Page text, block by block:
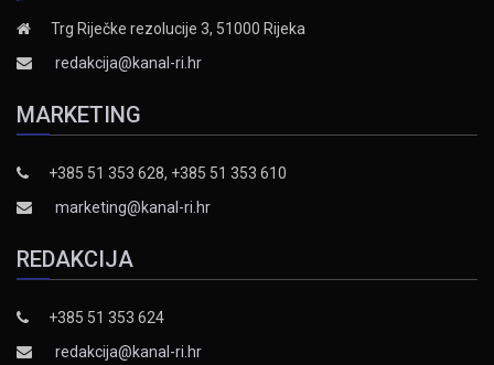
Trg Riječke rezolucije 3, 51000 Rijeka
redakcija@kanal-ri.hr
MARKETING
+385 51 353 628, +385 51 353 610
marketing@kanal-ri.hr
REDAKCIJA
+385 51 353 624
redakcija@kanal-ri.hr